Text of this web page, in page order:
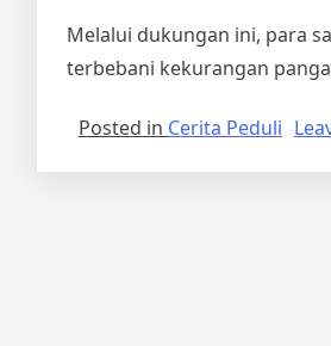
Melalui dukungan ini, para
terbebani kekurangan
Posted in Cerita Peduli